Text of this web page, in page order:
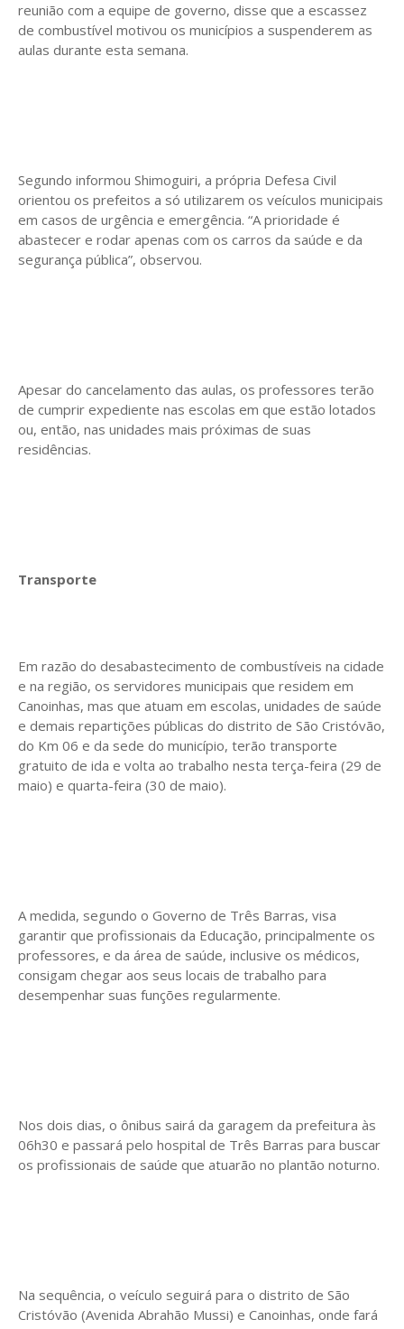
reunião com a equipe de governo, disse que a escassez
de combustível motivou os municípios a suspenderem as
aulas durante esta semana.
Segundo informou Shimoguiri, a própria Defesa Civil
orientou os prefeitos a só utilizarem os veículos municipais
em casos de urgência e emergência. “A prioridade é
abastecer e rodar apenas com os carros da saúde e da
segurança pública”, observou.
Apesar do cancelamento das aulas, os professores terão
de cumprir expediente nas escolas em que estão lotados
ou, então, nas unidades mais próximas de suas
residências.
Transporte
Em razão do desabastecimento de combustíveis na cidade
e na região, os servidores municipais que residem em
Canoinhas, mas que atuam em escolas, unidades de saúde
e demais repartições públicas do distrito de São Cristóvão,
do Km 06 e da sede do município, terão transporte
gratuito de ida e volta ao trabalho nesta terça-feira (29 de
maio) e quarta-feira (30 de maio).
A medida, segundo o Governo de Três Barras, visa
garantir que profissionais da Educação, principalmente os
professores, e da área de saúde, inclusive os médicos,
consigam chegar aos seus locais de trabalho para
desempenhar suas funções regularmente.
Nos dois dias, o ônibus sairá da garagem da prefeitura às
06h30 e passará pelo hospital de Três Barras para buscar
os profissionais de saúde que atuarão no plantão noturno.
Na sequência, o veículo seguirá para o distrito de São
Cristóvão (Avenida Abrahão Mussi) e Canoinhas, onde fará